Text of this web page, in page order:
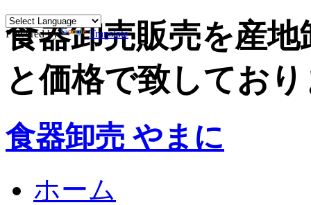
Powered by Translate
食器卸売販売を産
と価格で致してお
食器卸売 やまに
ホーム